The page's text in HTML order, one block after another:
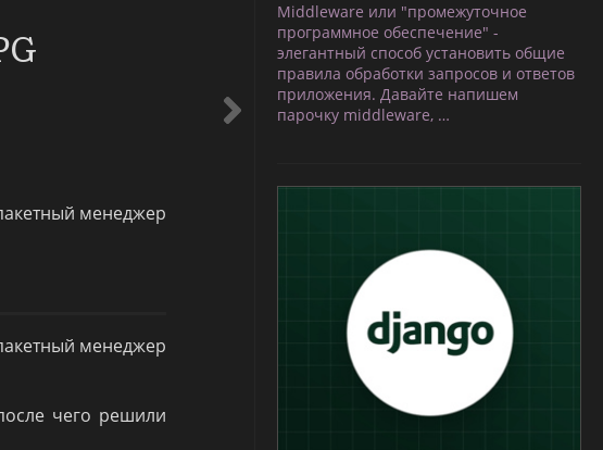
менеджер
менеджер
чего решили
Middleware или "промежуточное
программное обеспечение" -
элегантный способ установить общие
правила обработки запросов и ответов
приложения. Давайте напишем
парочку middleware, …